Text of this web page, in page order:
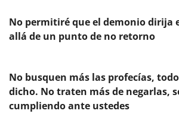
No permitiré que el demonio dirija
allá de un punto de no retorno
No busquen más las profecías,
dicho. No traten más de negarlas,
cumpliendo ante ustedes